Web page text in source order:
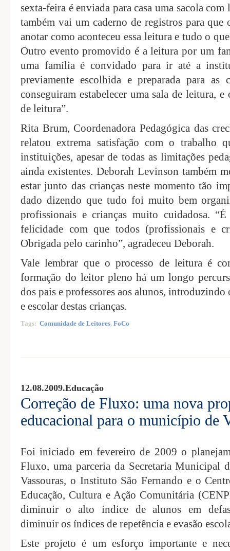
sexta-feira é enviada para casa uma sacola
também vai um caderno de registros para que
anotar como aconteceu essa leitura e tudo o
Outro evento promovido é a leitura por um
uma família é convidado para ir até a
previamente escolhida e preparada para as
conseguiram estabelecer uma sala de leitura,
de leitura”.
Rita Brum, Coordenadora Pedagógica das
relatou extrema satisfação com o trabalho
instituições, apesar de todas as limitações
ainda existentes. Deborah Levinson também
estar junto das crianças neste momento tão
dado dizendo que tudo foi muito bem
profissionais e crianças muito cuidadosa.
felicidade com que todos (profissionais e
Obrigada pelo carinho”, agradeceu Deborah.
Vale lembrar que o processo de leitura é
formação do leitor pleno há um longo
dos pais e professores aos alunos,
e escolar destas crianças.
Tags: Comunidade de Leitores, FoCo
12.08.2009.Educação
Correção de Fluxo: uma nova
educacional para o município de
Foi iniciado em fevereiro de 2009 o
Fluxo, uma parceria da Secretaria Municipal
Vassouras, o Instituto São Fernando e o
Educação, Cultura e Ação Comunitária
diminuir o alto índice de alunos em
diminuir os índices de repetência e evasão
Este projeto é um esforço importante e